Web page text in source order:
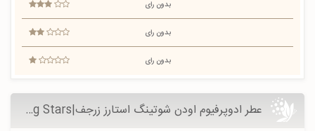
بدون رای
بدون رای
بدون رای
عطر ادوپرفیوم اودن شوتینگ استارز زرجف|Uden Shooting Stars - عطرسرا